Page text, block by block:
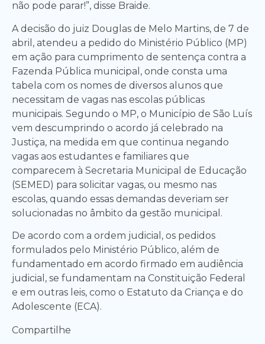
não pode parar!”, disse Braide.
A decisão do juiz Douglas de Melo Martins, de 7 de
abril, atendeu a pedido do Ministério Público (MP)
em ação para cumprimento de sentença contra a
Fazenda Pública municipal, onde consta uma
tabela com os nomes de diversos alunos que
necessitam de vagas nas escolas públicas
municipais. Segundo o MP, o Município de São Luís
vem descumprindo o acordo já celebrado na
Justiça, na medida em que continua negando
vagas aos estudantes e familiares que
comparecem à Secretaria Municipal de Educação
(SEMED) para solicitar vagas, ou mesmo nas
escolas, quando essas demandas deveriam ser
solucionadas no âmbito da gestão municipal.
De acordo com a ordem judicial, os pedidos
formulados pelo Ministério Público, além de
fundamentado em acordo firmado em audiência
judicial, se fundamentam na Constituição Federal
e em outras leis, como o Estatuto da Criança e do
Adolescente (ECA).
Compartilhe